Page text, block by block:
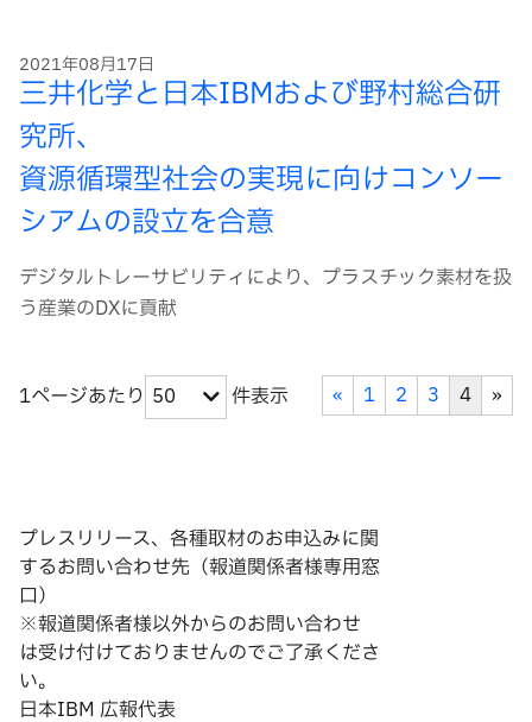
2021年08月17日
三井化学と日本IBMおよび野村総合研
究所、
資源循環型社会の実現に向けコンソー
シアムの設立を合意
デジタルトレーサビリティにより、プラスチック素材を扱
う産業のDXに貢献
1ページあたり 50 件表示 « 1 2 3 4 »
プレスリリース、各種取材のお申込みに関
するお問い合わせ先（報道関係者様専用窓
口）
※報道関係者様以外からのお問い合わせ
は受け付けておりませんのでご了承くださ
い。
日本IBM 広報代表